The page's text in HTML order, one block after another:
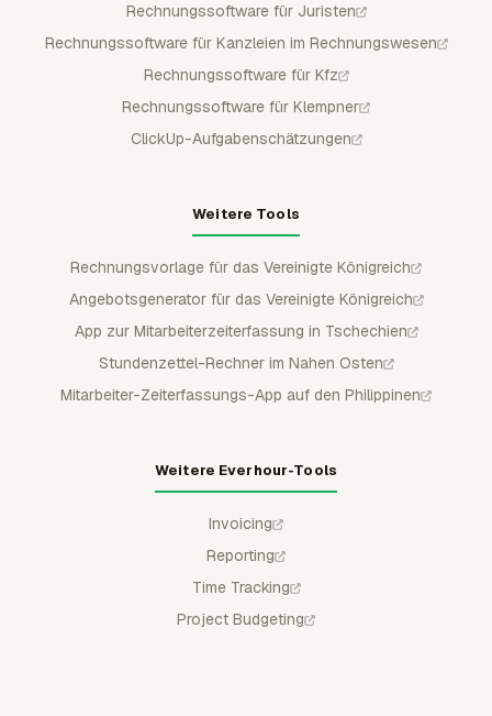
Rechnungssoftware für Juristen
Rechnungssoftware für Kanzleien im Rechnungswesen
Rechnungssoftware für Kfz
Rechnungssoftware für Klempner
ClickUp-Aufgabenschätzungen
Weitere Tools
Rechnungsvorlage für das Vereinigte Königreich
Angebotsgenerator für das Vereinigte Königreich
App zur Mitarbeiterzeiterfassung in Tschechien
Stundenzettel-Rechner im Nahen Osten
Mitarbeiter-Zeiterfassungs-App auf den Philippinen
Weitere Everhour-Tools
Invoicing
Reporting
Time Tracking
Project Budgeting